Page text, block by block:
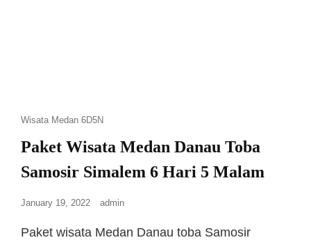
Wisata Medan 6D5N
Paket Wisata Medan Danau Toba
Samosir Simalem 6 Hari 5 Malam
January 19, 2022 admin
Paket wisata Medan Danau toba Samosir